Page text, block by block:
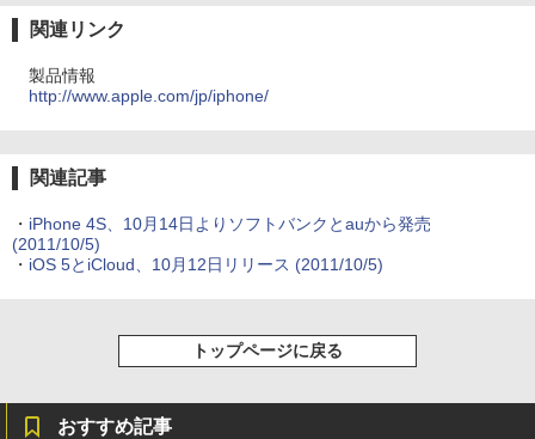
関連リンク
製品情報
http://www.apple.com/jp/iphone/
関連記事
・ iPhone 4S、10月14日よりソフトバンクとauから発売
(2011/10/5)
・ iOS 5とiCloud、10月12日リリース (2011/10/5)
トップページに戻る
おすすめ記事